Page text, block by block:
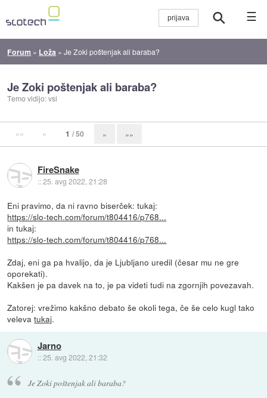
☰
Forum » Loža »Je Zoki poštenjak ali baraba?
Je Zoki poštenjak ali baraba?
Temo vidijo: vsi
«« « 1 / 50 » »»
FireSnake
::25. avg 2022, 21:28
Eni pravimo, da ni ravno biserček: tukaj:
https://slo-tech.com/forum/t804416/p768...
in tukaj:
https://slo-tech.com/forum/t804416/p768...
Zdaj, eni ga pa hvalijo, da je Ljubljano uredil (česar mu ne gre
oporekati).
Kakšen je pa davek na to, je pa videti tudi na zgornjih povezavah.
Zatorej: vrežimo kakšno debato še okoli tega, če še celo kugl tako
velevatukaj.
Jarno
::25. avg 2022, 21:32
Je Zoki poštenjak ali baraba?